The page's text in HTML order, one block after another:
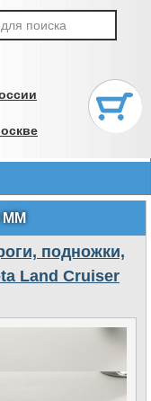
ММ
подножки,
Land Cruiser